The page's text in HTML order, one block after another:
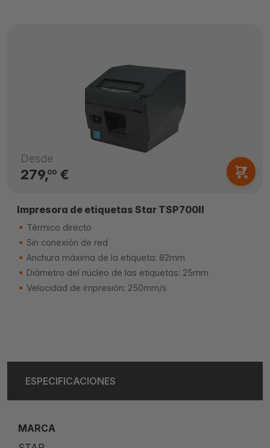
Desde
279,00€
Impresora de etiquetas Star TSP700II
Térmico directo
Sin conexión de red
Anchura máxima de la etiqueta: 82mm
Diámetro del núcleo de las etiquetas: 25mm
Velocidad de impresión: 250mm/s
ESPECIFICACIONES
MARCA